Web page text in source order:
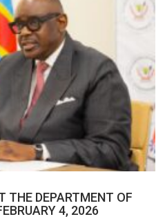
THE DEPARTMENT OF
4, 2026